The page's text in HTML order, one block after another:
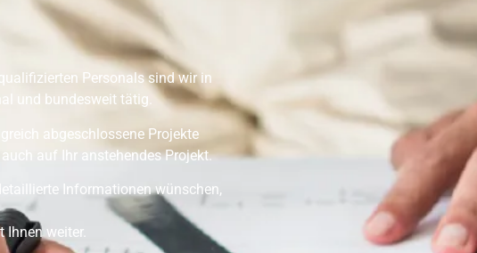
Personals sind wir in
und bundesweit tätig.
abgeschlossene Projekte
auf Ihr anstehendes Projekt.
Informationen wünschen,
Ihnen weiter.